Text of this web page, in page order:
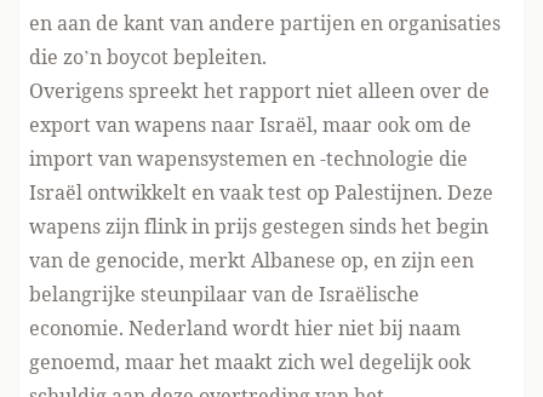
en aan de kant van andere partijen en organisaties
die zo’n boycot bepleiten.
Overigens spreekt het rapport niet alleen over de
export van wapens naar Israël, maar ook om de
import van wapensystemen en -technologie die
Israël ontwikkelt en vaaktest op Palestijnen. Deze
wapens zijn flink in prijs gestegen sinds het begin
van de genocide, merkt Albanese op, en zijn een
belangrijke steunpilaar van de Israëlische
economie. Nederland wordt hier niet bij naam
genoemd, maar het maakt zich wel degelijk ook